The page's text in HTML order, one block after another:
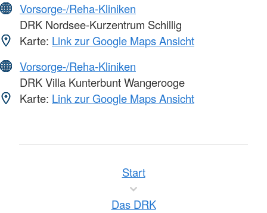
Vorsorge-/Reha-Kliniken
DRK Nordsee-Kurzentrum Schillig
Karte: Link zur Google Maps Ansicht
Vorsorge-/Reha-Kliniken
DRK Villa Kunterbunt Wangerooge
Karte: Link zur Google Maps Ansicht
Start
Das DRK